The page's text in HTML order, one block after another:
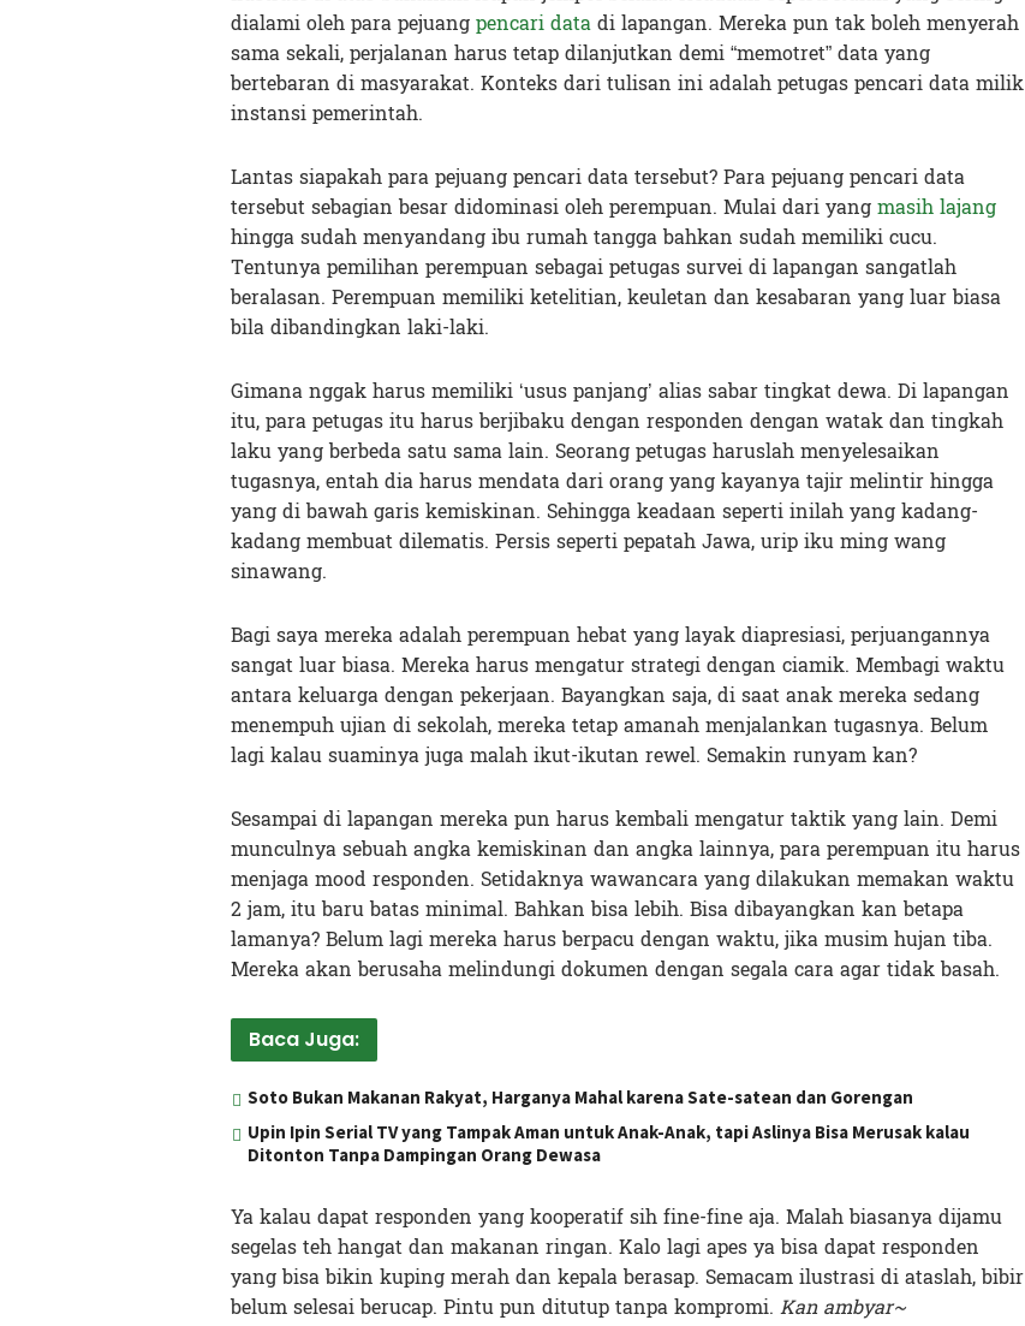
dialami oleh para pejuangpencari datadi lapangan. Mereka pun tak boleh menyerah
sama sekali, perjalanan harus tetap dilanjutkan demi “memotret” data yang
bertebaran di masyarakat. Konteks dari tulisan ini adalah petugas pencari data milik
instansi pemerintah.
Lantas siapakah para pejuang pencari data tersebut? Para pejuang pencari data
tersebut sebagian besar didominasi oleh perempuan. Mulai dari yangmasih lajang
hingga sudah menyandang ibu rumah tangga bahkan sudah memiliki cucu.
Tentunya pemilihan perempuan sebagai petugas survei di lapangan sangatlah
beralasan. Perempuan memiliki ketelitian, keuletan dan kesabaran yang luar biasa
bila dibandingkan laki-laki.
Gimana nggak harus memiliki ‘usus panjang’ alias sabar tingkat dewa. Di lapangan
itu, para petugas itu harus berjibaku dengan responden dengan watak dan tingkah
laku yang berbeda satu sama lain. Seorang petugas haruslah menyelesaikan
tugasnya, entah dia harus mendata dari orang yang kayanya tajir melintir hingga
yang di bawah garis kemiskinan. Sehingga keadaan seperti inilah yang kadang-
kadang membuat dilematis. Persis seperti pepatah Jawa, urip iku ming wang
sinawang.
Bagi saya mereka adalah perempuan hebat yang layak diapresiasi, perjuangannya
sangat luar biasa. Mereka harus mengatur strategi dengan ciamik. Membagi waktu
antara keluarga dengan pekerjaan. Bayangkan saja, di saat anak mereka sedang
menempuh ujian di sekolah, mereka tetap amanah menjalankan tugasnya. Belum
lagi kalau suaminya juga malah ikut-ikutan rewel. Semakin runyam kan?
Sesampai di lapangan mereka pun harus kembali mengatur taktik yang lain. Demi
munculnya sebuah angka kemiskinan dan angka lainnya, para perempuan itu harus
menjaga mood responden. Setidaknya wawancara yang dilakukan memakan waktu
2 jam, itu baru batas minimal. Bahkan bisa lebih. Bisa dibayangkan kan betapa
lamanya? Belum lagi mereka harus berpacu dengan waktu, jika musim hujan tiba.
Mereka akan berusaha melindungi dokumen dengan segala cara agar tidak basah.
Baca Juga:
Soto Bukan Makanan Rakyat, Harganya Mahal karena Sate-satean dan Gorengan
Upin Ipin Serial TV yang Tampak Aman untuk Anak-Anak, tapi Aslinya Bisa Merusak kalau
Ditonton Tanpa Dampingan Orang Dewasa
Ya kalau dapat responden yang kooperatif sih fine-fine aja. Malah biasanya dijamu
segelas teh hangat dan makanan ringan. Kalo lagi apes ya bisa dapat responden
yang bisa bikin kuping merah dan kepala berasap. Semacam ilustrasi di ataslah, bibir
belum selesai berucap. Pintu pun ditutup tanpa kompromi. Kan ambyar~